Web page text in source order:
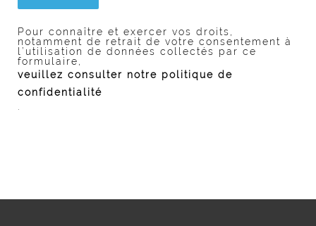
Pour connaître et exercer vos droits,
notamment de retrait de votre consentement à
l’utilisation de données collectés par ce
formulaire,
veuillez consulter notre politique de
confidentialité